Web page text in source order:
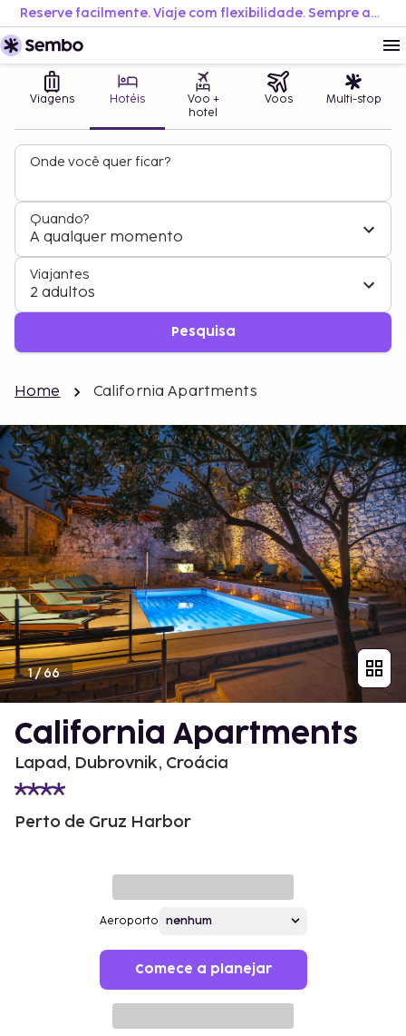
Reserve facilmente. Viaje com flexibilidade. Sempre ao melhor preço.
Viagens Hotéis
Voo +
hotel
Voos Multi-stop
Onde você quer ficar?
Quando?
A qualquer momento
Viajantes
2 adultos
Pesquisa
Home California Apartments
1/66
California Apartments
Lapad, Dubrovnik, Croácia
Perto de Gruz Harbor
Aeroporto
Comece a planejar